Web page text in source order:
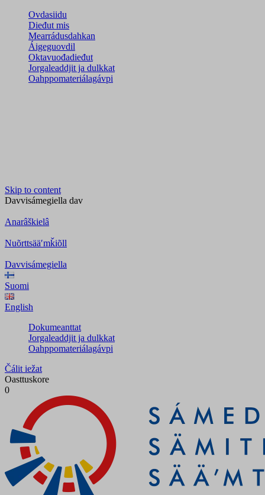
Ovdasiidu
Dieđut mis
Mearrádusdahkan
Áigeguovdil
Oktavuođadieđut
Jorgaleaddjit ja dulkkat
Oahppomateriálagávpi
Skip to content
Davvisámegiella dav
Anarâškielâ
Nuõrttsääʹmǩiõll
Davvisámegiella
Suomi
English
Dokumeanttat
Jorgaleaddjit ja dulkkat
Oahppomateriálagávpi
Čálit iežat
Oasttuskore
0